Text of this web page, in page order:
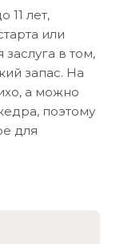
11 лет,
или
в том,
запас. На
а можно
поэтому
для